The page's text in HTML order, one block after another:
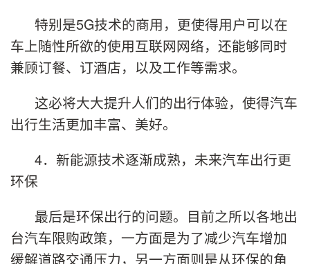
特别是5G技术的商用，更使得用户可以在
车上随性所欲的使用互联网网络，还能够同时
兼顾订餐、订酒店，以及工作等需求。
这必将大大提升人们的出行体验，使得汽车
出行生活更加丰富、美好。
4．新能源技术逐渐成熟，未来汽车出行更
环保
最后是环保出行的问题。目前之所以各地出
台汽车限购政策，一方面是为了减少汽车增加
缓解道路交通压力，另一方面则是从环保的角